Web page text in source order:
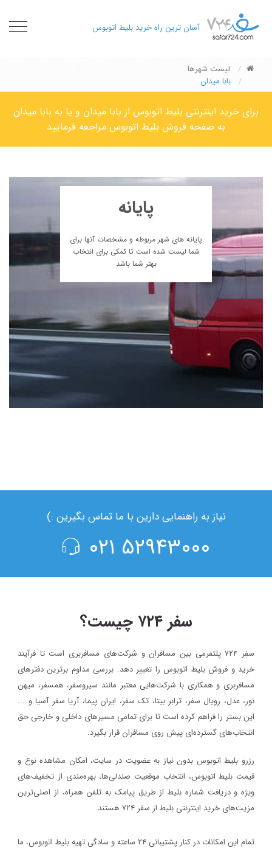
آسان ترین راه خرید بلیط اتوبوس
لیست شهرها
بابا میدان
برای خرید اینترنتی بلیط اتوبوس از بابا میدان و یا به بابا میدان
به صفحه فروش بلیط اتوبوس مراجعه فرمایید
پایانه
پایانه های شهر مربوطه و مشخصات آنها برای
شما لیست شده است تا کمکی برای انتخاب
بهتر شما باشد
نیاز به راهنمایی دارین با ما تماس بگیرین :)
۵۲۹۴۳۰۰۰ ۰۲۱
سفر ۷۲۴ چیست؟
سفر ۷۲۴ پلتفرمی بین مسافران و شرکت‌های مسافربری است تا فرآیند
خرید و فروش بلیط اتوبوس را تغییر دهد. بررسی مداوم برترین دفترهای
مسافربری و همکاری با شرکت‌هایی معتبر مانند سیروسفر، همسفر، میهن‌
نور، عدل، رویال سفر، ترابر بیتا، تک سفر، ایران پیما، آریا سفر آسیا و ...
این بستر را فراهم کرده است تا برای تمامی مسیرهای داخلی و خارجی حق
انتخاب‌های گسترده‌ای پیش روی مسافران قرار بگیرد.
رزرو بلیط اتوبوس بدون نیاز به عضویت در سایت، امکان مشاهده نوع و
قیمت بلیط اتوبوس، انتخاب موقعیت صندلی‌ها، بهره‌مندی از تخفیف‌های
ویژه و دریافت شماره‌ بلیط از طریق پیامک به تلفن همراه، از اصلی‌ترین
مزیت‌های خرید اینترنتی بلیط از سفر ۷۲۴ هستند.
تمام این امکانات در کنار پشتیبانی‌ ۲۴ ساعته و سادگی تهیه بلیط اتوبوس، ما